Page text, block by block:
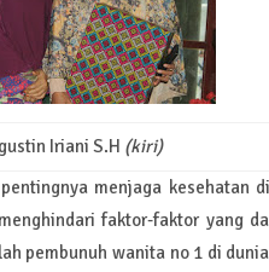
Iriani S.H (kiri)
menjaga kesehatan
faktor-faktor yang
pembunuh wanita no 1 di